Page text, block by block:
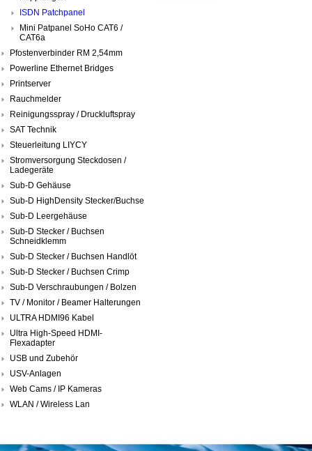
ISDN Patchpanel
Mini Patpanel SoHo CAT6 /
CAT6a
Pfostenverbinder RM 2,54mm
Powerline Ethernet Bridges
Printserver
Rauchmelder
Reinigungsspray / Druckluftspray
SAT Technik
Steuerleitung LIYCY
Stromversorgung Steckdosen /
Ladegeräte
Sub-D Gehäuse
Sub-D HighDensity Stecker/Buchse
Sub-D Leergehäuse
Sub-D Stecker / Buchsen
Schneidklemm
Sub-D Stecker / Buchsen Handlöt
Sub-D Stecker / Buchsen Crimp
Sub-D Verschraubungen / Bolzen
TV / Monitor / Beamer Halterungen
ULTRA HDMI96 Kabel
Ultra High-Speed HDMI-
Flexadapter
USB und Zubehör
USV-Anlagen
Web Cams / IP Kameras
WLAN / Wireless Lan